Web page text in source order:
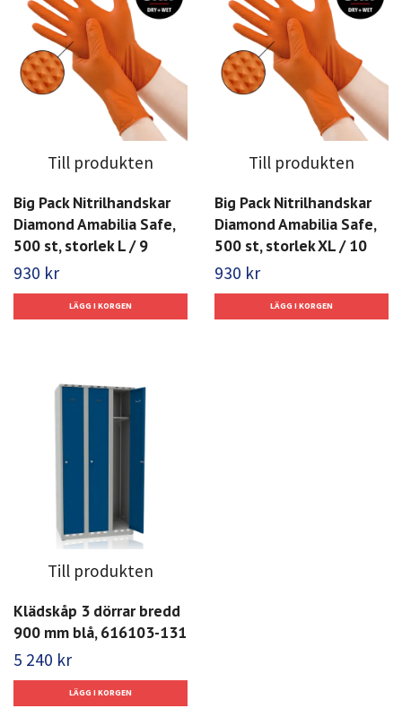
Till produkten
Big Pack Nitrilhandskar
Diamond Amabilia Safe,
500 st, storlek L / 9
930 kr
Till produkten
Big Pack Nitrilhandskar
Diamond Amabilia Safe,
500 st, storlek XL / 10
930 kr
Till produkten
Klädskåp 3 dörrar bredd
900 mm blå, 616103-131
5 240 kr